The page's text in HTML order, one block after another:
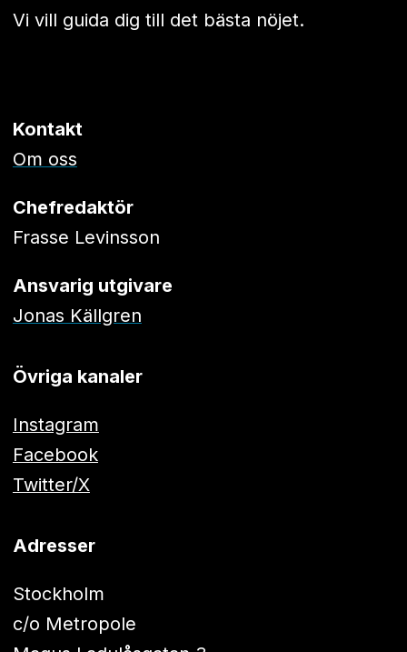
Vi vill guida dig till det bästa nöjet.
Kontakt
Om oss
Chefredaktör
Frasse Levinsson
Ansvarig utgivare
Jonas Källgren
Övriga kanaler
Instagram
Facebook
Twitter/X
Adresser
Stockholm
c/o Metropole